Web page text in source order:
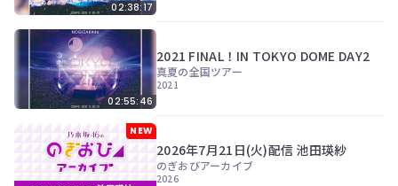
02:38:17
02:55:46
2021 FINAL！IN TOKYO DOME DAY2
真夏の全国ツアー
2021
NEW
2026年7月21日(火)配信 池田瑛紗
のぎおびアーカイブ
2026